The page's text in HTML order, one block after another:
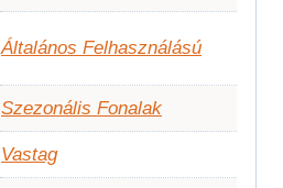
Általános Felhasználású
Szezonális Fonalak
Vastag